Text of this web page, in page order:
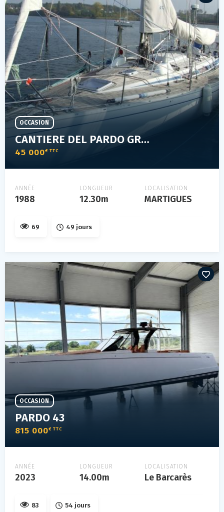
CANTIERE DEL PARDO GRAND SOLEIL 39
45 000€ TTC
OCCASION
ANNÉE
1988
LONGUEUR
12.30m
LOCALISATION
MARTIGUES
69 49 jours
PARDO 43
815 000€ TTC
OCCASION
ANNÉE
2023
LONGUEUR
14.00m
LOCALISATION
Le Barcarès
83 54 jours